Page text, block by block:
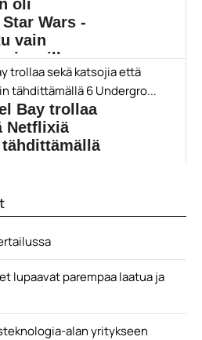
oli
Wars -
vain
...
Star Wars -
Bay trollaa
Netflixiä
lupaavat parempaa laatua ja
alan yritykseen